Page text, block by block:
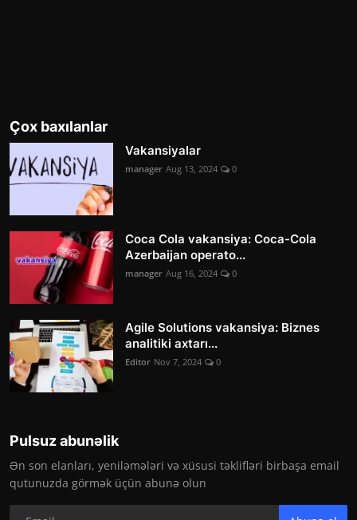
Çox baxılanlar
Vakansiyalar
manager Aug 13, 2024 0
Coca Cola vakansiya: Coca-Cola
Azerbaijan operato...
manager Aug 16, 2024 0
Agile Solutions vakansiya: Biznes
analitiki axtarı...
Editor Nov 7, 2024 0
Pulsuz abunəlik
Ən son elanları, yeniləmələri və xüsusi təklifləri birbaşa email
qutunuzda görmək üçün abunə olun